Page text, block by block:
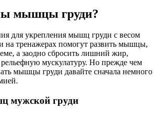
мышцы груди?
для укрепления мышц груди с весом
на тренажерах помогут развить мышцы,
а заодно сбросить лишний жир,
мускулатуру. Но прежде чем
мышцы груди давайте сначала немного
мужской груди